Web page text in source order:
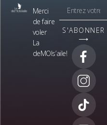
Merci
de faire
voler
La
deMOIs’aile!
S'ABONNER
⟶